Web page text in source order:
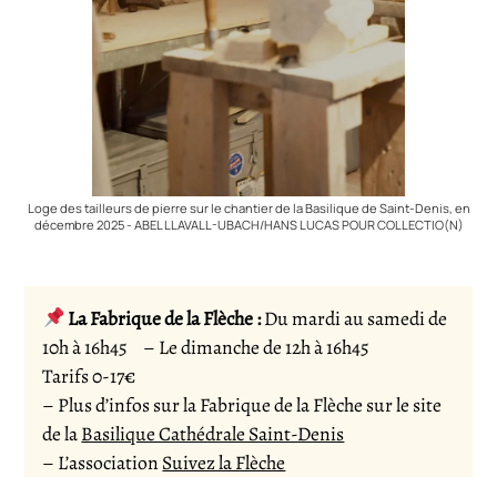
Loge des tailleurs de pierre sur le chantier de la Basilique de Saint-Denis, en
décembre 2025 - ABEL LLAVALL-UBACH/HANS LUCAS POUR COLLECTIO(N)
La Fabrique de la Flèche :Du mardi au samedi de
10h à 16h45 – Le dimanche de 12h à 16h45
Tarifs 0-17€
– Plus d’infos sur la Fabrique de la Flèche sur le site
de laBasilique Cathédrale Saint-Denis
– L’associationSuivez la Flèche